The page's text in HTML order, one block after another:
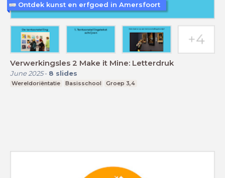
Verwerkingsles 2 Make it Mine: Letterdruk
June 2025- 8 slides
Wereldoriëntatie Basisschool Groep 3,4
Ontdek kunst en erfgoed in Amersfoort